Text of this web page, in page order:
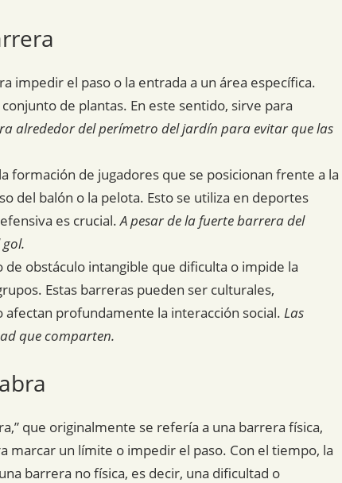
impedir el paso o la entrada a un área específica.
de plantas. En este sentido, sirve para
alrededor del perímetro del jardín para evitar que las
formación de jugadores que se posicionan frente a la
del balón o la pelota. Esto se utiliza en deportes
es crucial.A pesar de la fuerte barrera del
obstáculo intangible que dificulta o impide la
Estas barreras pueden ser culturales,
profundamente la interacción social. Las
que comparten.
que originalmente se refería a una barrera física,
marcar un límite o impedir el paso. Con el tiempo, la
barrera no física, es decir, una dificultad o